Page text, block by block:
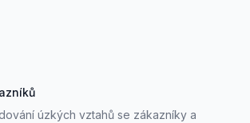
úzkých vztahů se zákazníky a